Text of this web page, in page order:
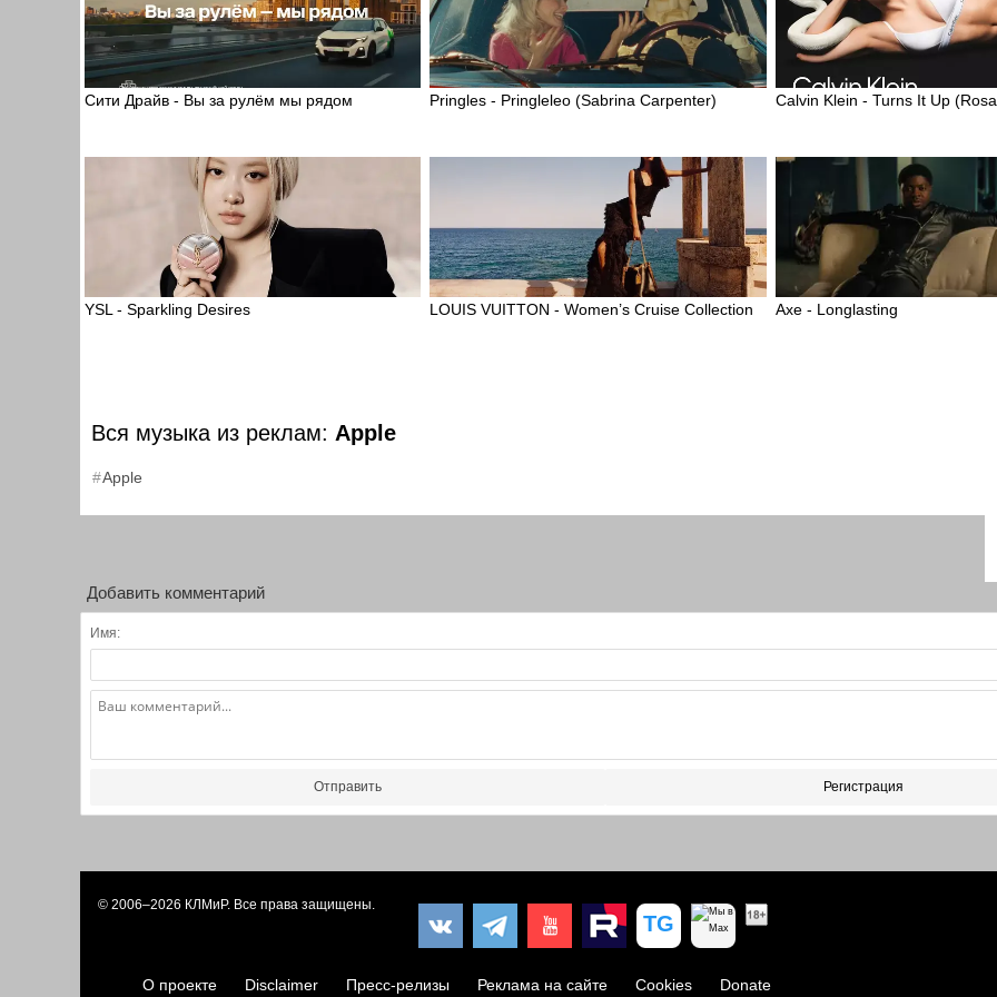
Сити Драйв - Вы за рулём мы рядом Pringles - Pringleleo (Sabrina Carpenter) Calvin Klein - Turns It Up
YSL - Sparkling Desires LOUIS VUITTON - Women’s Cruise Collection Axe - Longlasting
Вся музыка из реклам: Apple
Apple
Добавить комментарий
Имя:
Отправить Регистрация
© 2006–2026 КЛМиP. Все права защищены.
О проекте Disclaimer Пресс-релизы Реклама на сайте Cookies Donate